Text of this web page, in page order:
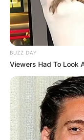
BUZZ DAY
Viewers Had To Look